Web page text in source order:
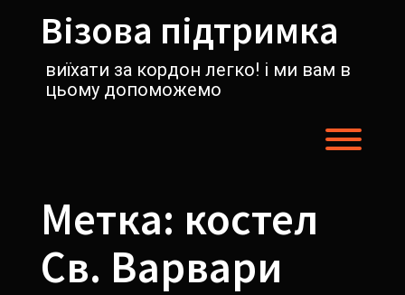
содержимомуВізова підтримка
виїхати за кордон легко! і ми вам в
цьому допоможемо
Метка: костел
Св. Варвари